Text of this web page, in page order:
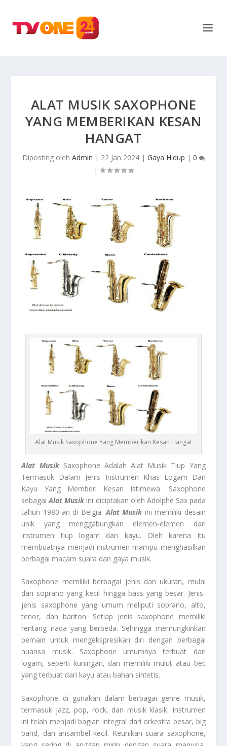
ALAT MUSIK SAXOPHONE
YANG MEMBERIKAN KESAN
HANGAT
Diposting oleh Admin | 22 Jan 2024| Gaya Hidup | 0
|
Alat Musik Saxophone Yang Memberikan Kesan Hangat
Alat Musik Saxophone Adalah Alat Musik Tiup Yang
Termasuk Dalam Jenis Instrumen Khas Logam Dan
Kayu Yang Memberi Kesan Istimewa. Saxophone
sebagaiAlat Musikini diciptakan oleh Adolphe Sax pada
tahun 1980-an di Belgia. Alat Musikini memiliki desain
unik yang menggabungkan elemen-elemen dari
instrumen tiup logam dan kayu. Oleh karena itu
membuatnya menjadi instrumen mampu menghasilkan
berbagai macam suara dan gaya musik.
Saxophone memiliki berbagai jenis dan ukuran, mulai
dari soprano yang kecil hingga bass yang besar. Jenis-
jenis saxophone yang umum meliputi soprano, alto,
tenor, dan bariton. Setiap jenis saxophone memiliki
rentang nada yang berbeda. Sehingga memungkinkan
pemain untuk mengekspresikan diri dengan berbagai
nuansa musik. Saxophone umumnya terbuat dari
logam, seperti kuningan, dan memiliki mulut atau bec
yang terbuat dari kayu atau bahan sintetis.
Saxophone di gunakan dalam berbagai genre musik,
termasuk jazz, pop, rock, dan musik klasik. Instrumen
ini telah menjadi bagian integral dari orkestra besar, big
band, dan ansambel kecil. Keunikan suara saxophone,